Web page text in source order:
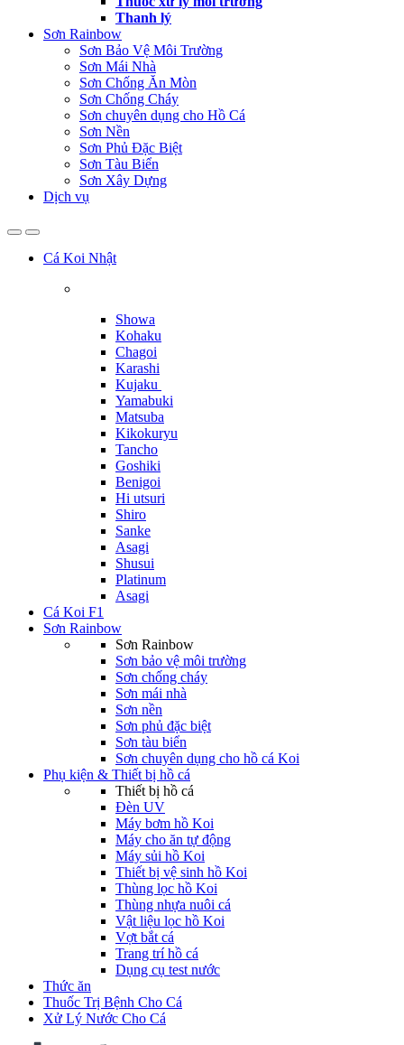
Thanh lý
Sơn Rainbow
Sơn Bảo Vệ Môi Trường
Sơn Mái Nhà
Sơn Chống Ăn Mòn
Sơn Chống Cháy
Sơn chuyên dụng cho Hồ Cá
Sơn Nền
Sơn Phủ Đặc Biệt
Sơn Tàu Biển
Sơn Xây Dựng
Dịch vụ
Cá Koi Nhật
Showa
Kohaku
Chagoi
Karashi
Kujaku
Yamabuki
Matsuba
Kikokuryu
Tancho
Goshiki
Benigoi
Hi utsuri
Shiro
Sanke
Asagi
Shusui
Platinum
Asagi
Cá Koi F1
Sơn Rainbow
Sơn Rainbow
Sơn bảo vệ môi trường
Sơn chống cháy
Sơn mái nhà
Sơn nền
Sơn phủ đặc biệt
Sơn tàu biển
Sơn chuyên dụng cho hồ cá Koi
Phụ kiện & Thiết bị hồ cá
Thiết bị hồ cá
Đèn UV
Máy bơm hồ Koi
Máy cho ăn tự động
Máy sủi hồ Koi
Thiết bị vệ sinh hồ Koi
Thùng lọc hồ Koi
Thùng nhựa nuôi cá
Vật liệu lọc hồ Koi
Vợt bắt cá
Trang trí hồ cá
Dụng cụ test nước
Thức ăn
Thuốc Trị Bệnh Cho Cá
Xử Lý Nước Cho Cá